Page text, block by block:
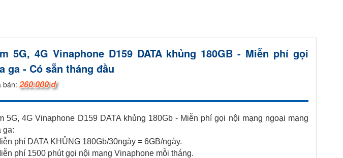
5G, 4G Vinaphone D159 DATA khủng 180GB - Miễn phí gọi
ga - Có sẵn tháng đầu
bán: 260.000 đ
5G, 4G Vinaphone D159 DATA khủng 180Gb - Miễn phí gọi nội mạng ngoại mạng
ga:
phí DATA KHỦNG 180Gb/30ngày = 6GB/ngày.
phí 1500 phút gọi nội mạng Vinaphone mỗi tháng.